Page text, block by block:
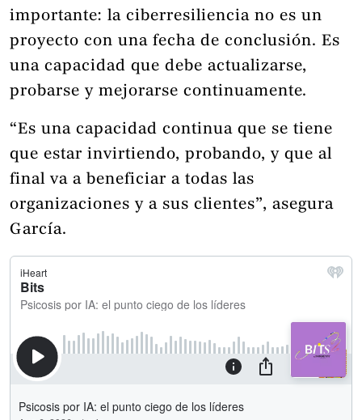
importante: la ciberresiliencia no es un
proyecto con una fecha de conclusión. Es
una capacidad que debe actualizarse,
probarse y mejorarse continuamente.
“Es una capacidad continua que se tiene
que estar invirtiendo, probando, y que al
final va a beneficiar a todas las
organizaciones y a sus clientes”, asegura
García.